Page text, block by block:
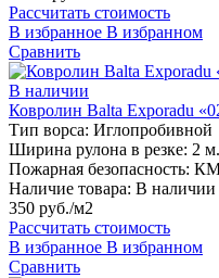
Рассчитать стоимость
В избранное В избранном
Сравнить
В наличии
Ковролин Balta Exporadu
Тип ворса: Иглопробивной
Ширина рулона в резке: 2
Пожарная безопасность:
Наличие товара: В наличии
350 руб./м2
Рассчитать стоимость
В избранное В избранном
Сравнить